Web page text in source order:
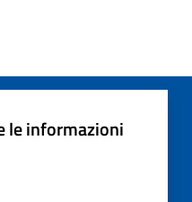
le informazioni